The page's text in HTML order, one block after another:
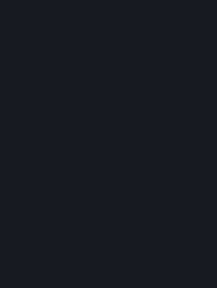
As leis da UE e do
revogar
para o pedido de
mais informações
previstos em lei para
https://
4. CONDUTA ON-
A sua conduta e
deverá estar de